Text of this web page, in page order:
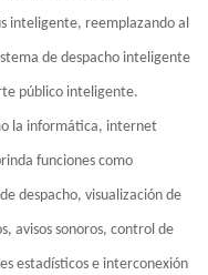
inteligente, reemplazando al
de despacho inteligente
público inteligente.
la informática, internet
funciones como
despacho, visualización de
avisos sonoros, control de
estadísticos e interconexión